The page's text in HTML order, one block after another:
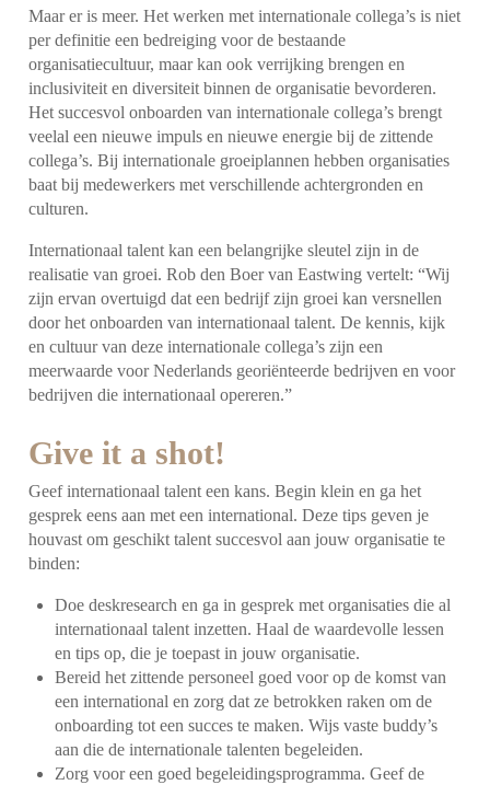
Maar er is meer. Het werken met internationale collega’s is niet
per definitie een bedreiging voor de bestaande
organisatiecultuur, maar kan ook verrijking brengen en
inclusiviteit en diversiteit binnen de organisatie bevorderen.
Het succesvol onboarden van internationale collega’s brengt
veelal een nieuwe impuls en nieuwe energie bij de zittende
collega’s. Bij internationale groeiplannen hebben organisaties
baat bij medewerkers met verschillende achtergronden en
culturen.
Internationaal talent kan een belangrijke sleutel zijn in de
realisatie van groei. Rob den Boer van Eastwing vertelt: “Wij
zijn ervan overtuigd dat een bedrijf zijn groei kan versnellen
door het onboarden van internationaal talent. De kennis, kijk
en cultuur van deze internationale collega’s zijn een
meerwaarde voor Nederlands georiënteerde bedrijven en voor
bedrijven die internationaal opereren.”
Give it a shot!
Geef internationaal talent een kans. Begin klein en ga het
gesprek eens aan met een international. Deze tips geven je
houvast om geschikt talent succesvol aan jouw organisatie te
binden:
Doe deskresearch en ga in gesprek met organisaties die al
internationaal talent inzetten. Haal de waardevolle lessen
en tips op, die je toepast in jouw organisatie.
Bereid het zittende personeel goed voor op de komst van
een international en zorg dat ze betrokken raken om de
onboarding tot een succes te maken. Wijs vaste buddy’s
aan die de internationale talenten begeleiden.
Zorg voor een goed begeleidingsprogramma. Geef de